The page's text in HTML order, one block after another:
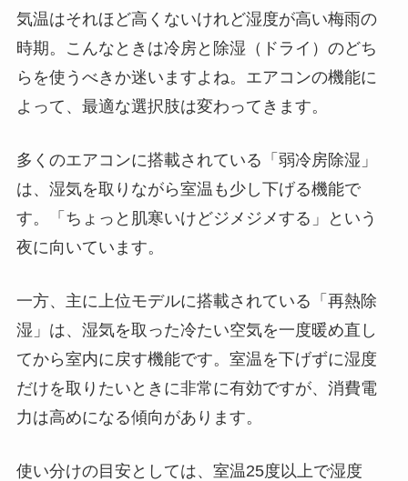
気温はそれほど高くないけれど湿度が高い梅雨の
時期。こんなときは冷房と除湿（ドライ）のどち
らを使うべきか迷いますよね。エアコンの機能に
よって、最適な選択肢は変わってきます。
多くのエアコンに搭載されている「弱冷房除湿」
は、湿気を取りながら室温も少し下げる機能で
す。「ちょっと肌寒いけどジメジメする」という
夜に向いています。
一方、主に上位モデルに搭載されている「再熱除
湿」は、湿気を取った冷たい空気を一度暖め直し
てから室内に戻す機能です。室温を下げずに湿度
だけを取りたいときに非常に有効ですが、消費電
力は高めになる傾向があります。
使い分けの目安としては、室温25度以上で湿度